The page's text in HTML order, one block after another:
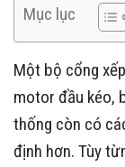
Mục lục
Một bộ cổng
motor đầu kéo,
thống còn có
định hơn. Tùy